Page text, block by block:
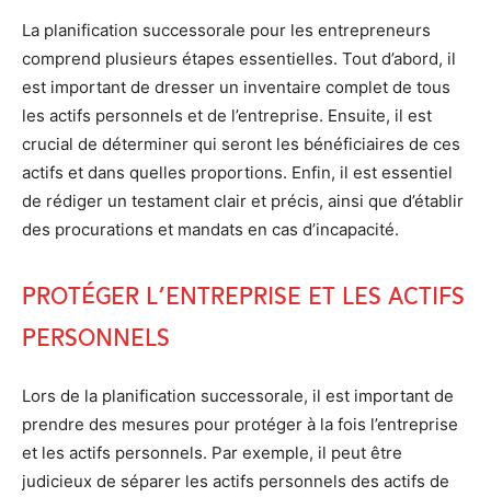
La planification successorale pour les entrepreneurs
comprend plusieurs étapes essentielles. Tout d’abord, il
est important de dresser un inventaire complet de tous
les actifs personnels et de l’entreprise. Ensuite, il est
crucial de déterminer qui seront les bénéficiaires de ces
actifs et dans quelles proportions. Enfin, il est essentiel
de rédiger un testament clair et précis, ainsi que d’établir
des procurations et mandats en cas d’incapacité.
Protéger l’entreprise et les actifs
personnels
Lors de la planification successorale, il est important de
prendre des mesures pour protéger à la fois l’entreprise
et les actifs personnels. Par exemple, il peut être
judicieux de séparer les actifs personnels des actifs de